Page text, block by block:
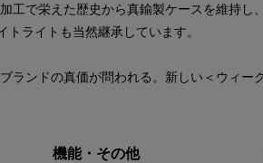
工で栄えた歴史から真鍮製ケースを維持
ライトも当然継承しています。
ランドの真価が問われる。新しい＜ウィー
機能・その他